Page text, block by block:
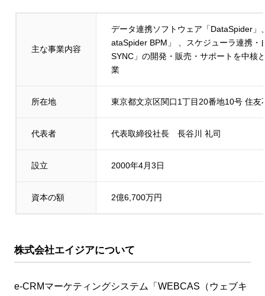
主な事業内容
データ連携ソフトウェア「DataSpider
ataSpider BPM」 、スケジューラ連携
SYNC」の開発・販売・サポートを中核
業
所在地 東京都文京区関口1丁目20番地10号 住
代表者 代表取締役社長 長谷川 礼司
設立 2000年4月3日
資本の額 2億6,700万円
株式会社エイジアについて
e-CRMマーケティングシステム「WEBCAS（ウェブキ